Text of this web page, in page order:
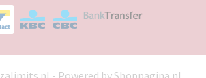
- Powered by Shoppagina.nl